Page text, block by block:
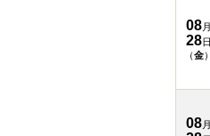
08月
28日
（金）
08月